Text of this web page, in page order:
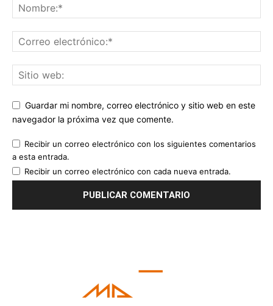
Guardar mi nombre, correo electrónico y sitio web en este
navegador la próxima vez que comente.
Recibir un correo electrónico con los siguientes comentarios
a esta entrada.
Recibir un correo electrónico con cada nueva entrada.